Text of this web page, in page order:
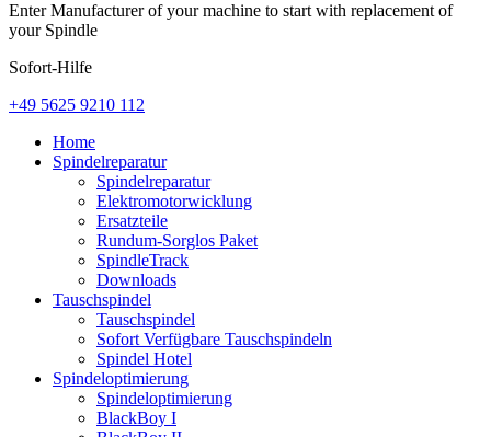
Enter Manufacturer of your machine to start with replacement of
your Spindle
Sofort-Hilfe
+49 5625 9210 112
Home
Spindelreparatur
Spindelreparatur
Elektromotorwicklung
Ersatzteile
Rundum-Sorglos Paket
SpindleTrack
Downloads
Tauschspindel
Tauschspindel
Sofort Verfügbare Tauschspindeln
Spindel Hotel
Spindeloptimierung
Spindeloptimierung
BlackBoy I